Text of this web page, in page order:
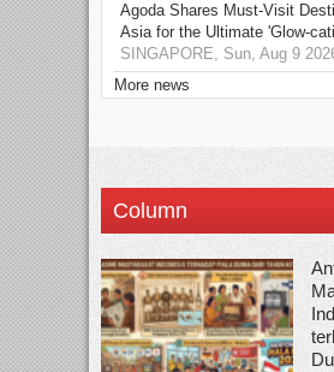
Agoda Shares Must-Visit
Asia for the Ultimate 'Glow-
SINGAPORE, Sun, Aug 9
More news
Column